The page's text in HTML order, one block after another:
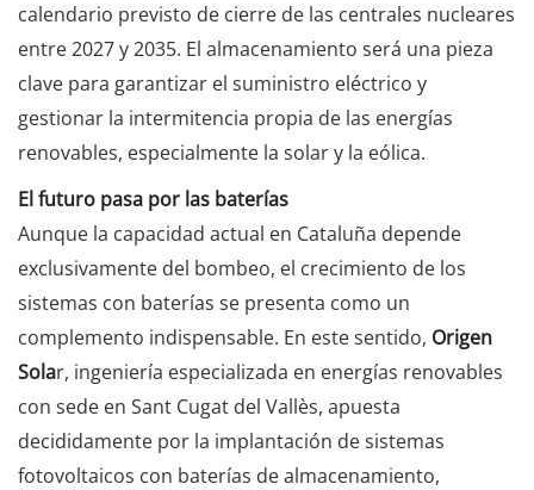
calendario previsto de cierre de las centrales nucleares
entre 2027 y 2035. El almacenamiento será una pieza
clave para garantizar el suministro eléctrico y
gestionar la intermitencia propia de las energías
renovables, especialmente la solar y la eólica.
El futuro pasa por las baterías
Aunque la capacidad actual en Cataluña depende
exclusivamente del bombeo, el crecimiento de los
sistemas con baterías se presenta como un
complemento indispensable. En este sentido, Origen
Solar, ingeniería especializada en energías renovables
con sede en Sant Cugat del Vallès, apuesta
decididamente por la implantación de sistemas
fotovoltaicos con baterías de almacenamiento,